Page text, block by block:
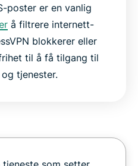
poster er en vanlig
å filtrere internett-
blokkerer eller
til å få tilgang til
tjenester.